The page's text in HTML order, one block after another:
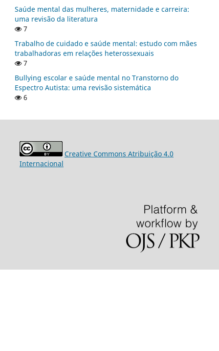
Saúde mental das mulheres, maternidade e carreira:
uma revisão da literatura
7
Trabalho de cuidado e saúde mental: estudo com mães
trabalhadoras em relações heterossexuais
7
Bullying escolar e saúde mental no Transtorno do
Espectro Autista: uma revisão sistemática
6
Creative Commons Atribuição 4.0
Internacional